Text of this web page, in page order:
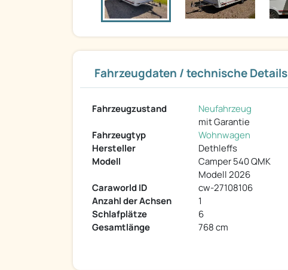
Fahrzeugdaten / technische Details
Fahrzeugzustand
Neufahrzeug
mit Garantie
Fahrzeugtyp
Wohnwagen
Hersteller
Dethleffs
Modell
Camper 540 QMK
Modell 2026
Caraworld ID
cw-27108106
Anzahl der Achsen
1
Schlafplätze
6
Gesamtlänge
768 cm